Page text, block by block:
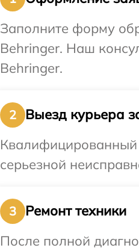
Заполните форму
Behringer. Наш
Behringer.
2
Выезд курьера
Квалифицированный
серьезной
3
Ремонт техники
После полной